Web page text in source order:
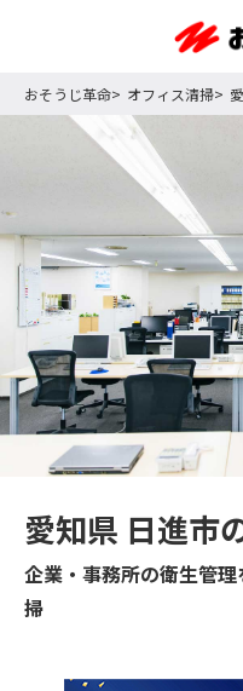
おそうじ革命 オフィス清掃
愛知県 日進市
企業・事務所の衛生管
掃